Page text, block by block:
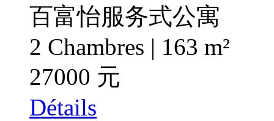
百富怡服务式公寓
2 Chambres | 163 m²
27000 元
Détails